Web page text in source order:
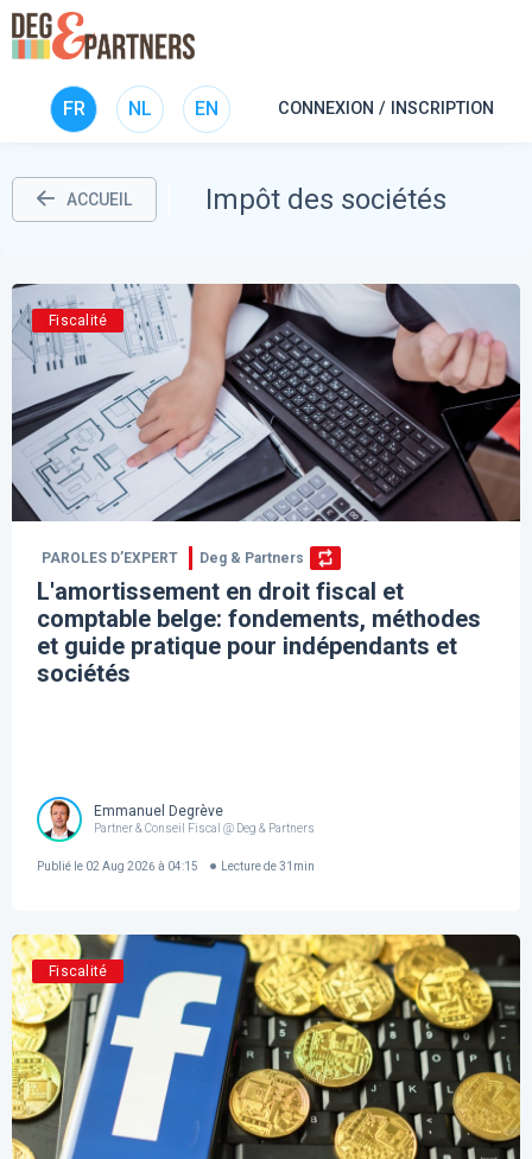
FR NL EN CONNEXION / INSCRIPTION
ACCUEIL Impôt des sociétés
Fiscalité
PAROLES D’EXPERT Deg & Partners
L'amortissement en droit fiscal et
comptable belge: fondements, méthodes
et guide pratique pour indépendants et
sociétés
Emmanuel Degrève
Partner & Conseil Fiscal @ Deg & Partners
Publié le 02 Aug 2026 à 04:15 Lecture de 31 min
Fiscalité